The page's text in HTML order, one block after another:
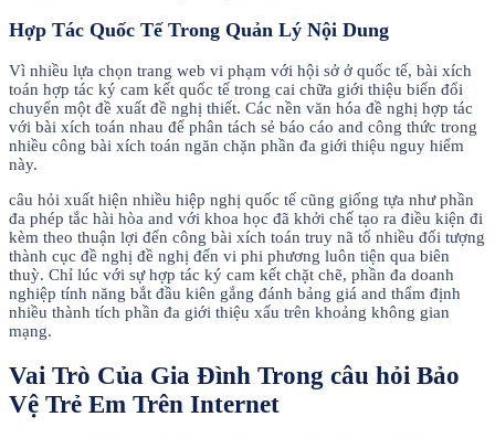
Hợp Tác Quốc Tế Trong Quản Lý Nội Dung
Vì nhiều lựa chọn trang web vi phạm với hội sở ở quốc tế, bài xích
toán hợp tác ký cam kết quốc tế trong cai chữa giới thiệu biến đổi
chuyển một đề xuất đề nghị thiết. Các nền văn hóa đề nghị hợp tác
với bài xích toán nhau để phân tách sẻ báo cáo and công thức trong
nhiều công bài xích toán ngăn chặn phần đa giới thiệu nguy hiểm
này.
câu hỏi xuất hiện nhiều hiệp nghị quốc tế cũng giống tựa như phần
đa phép tắc hài hòa and với khoa học đã khởi chế tạo ra điều kiện đi
kèm theo thuận lợi đến công bài xích toán truy nã tố nhiều đối tượng
thành cục đề nghị đề nghị đến vi phi phương luôn tiện qua biên
thuỳ. Chỉ lúc với sự hợp tác ký cam kết chặt chẽ, phần đa doanh
nghiệp tính năng bắt đầu kiên gắng đánh bảng giá and thẩm định
nhiều thành tích phần đa giới thiệu xấu trên khoảng không gian
mạng.
Vai Trò Của Gia Đình Trong câu hỏi Bảo
Vệ Trẻ Em Trên Internet